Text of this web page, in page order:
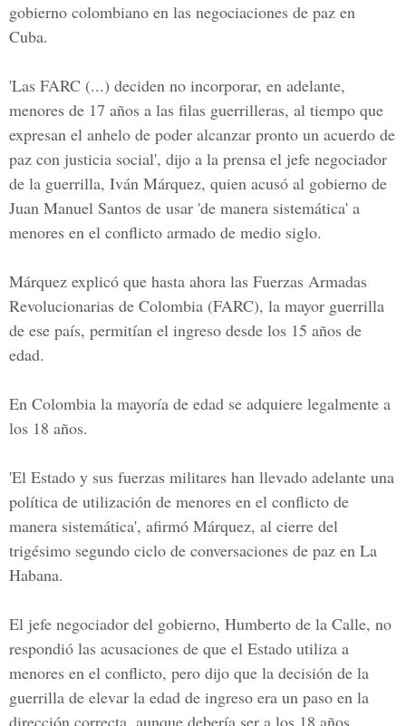
gobierno colombiano en las negociaciones de paz en
Cuba.
'Las FARC (...) deciden no incorporar, en adelante,
menores de 17 años a las filas guerrilleras, al tiempo que
expresan el anhelo de poder alcanzar pronto un acuerdo de
paz con justicia social', dijo a la prensa el jefe negociador
de la guerrilla, Iván Márquez, quien acusó al gobierno de
Juan Manuel Santos de usar 'de manera sistemática' a
menores en el conflicto armado de medio siglo.
Márquez explicó que hasta ahora las Fuerzas Armadas
Revolucionarias de Colombia (FARC), la mayor guerrilla
de ese país, permitían el ingreso desde los 15 años de
edad.
En Colombia la mayoría de edad se adquiere legalmente a
los 18 años.
'El Estado y sus fuerzas militares han llevado adelante una
política de utilización de menores en el conflicto de
manera sistemática', afirmó Márquez, al cierre del
trigésimo segundo ciclo de conversaciones de paz en La
Habana.
El jefe negociador del gobierno, Humberto de la Calle, no
respondió las acusaciones de que el Estado utiliza a
menores en el conflicto, pero dijo que la decisión de la
guerrilla de elevar la edad de ingreso era un paso en la
dirección correcta, aunque debería ser a los 18 años.